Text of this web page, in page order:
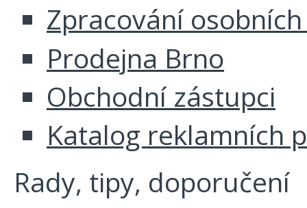
Zpracování
Prodejna Brno
Obchodní zástupci
Katalog reklamních
Rady, tipy, doporučení